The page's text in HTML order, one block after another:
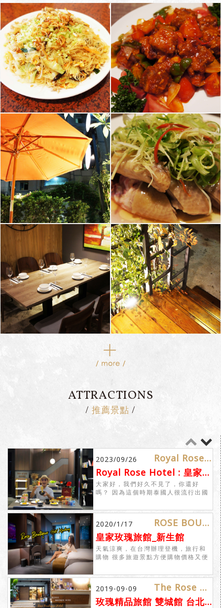
ATTRACTIONS
/ 推薦景點 /
2023/09/26
Royal Rose Hotel : พักสบายใจกลางไทเป 【Oneเดย์】
Royal Rose Hotel : 皇家玫瑰旅館新生館 台北住宿推薦
大家好，我們好久不見了，你還好
嗎？ 因為這個時期泰國人很流行出國
是台灣。一個靠近旅遊景點...
2020/1/17
ROSE BOUTIQUE HOTEL XINSHENG
皇家玫瑰旅館_新生館
天氣涼爽，在台灣辦理登機，旅行和
購物 很多旅遊景點方便購物價格又便
心的三星級豪華酒店。 便捷的交通，
靠近空中火車站和旅遊景點。玫瑰精
品旅館 新生館
2019-09-09
The Rose Boutique Hotel Shuangcheng
玫瑰精品旅館 雙城館 台北住宿推薦 精品客房(菁英房Elite Room)